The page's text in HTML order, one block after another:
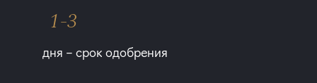
1-3
дня – срок одобрения